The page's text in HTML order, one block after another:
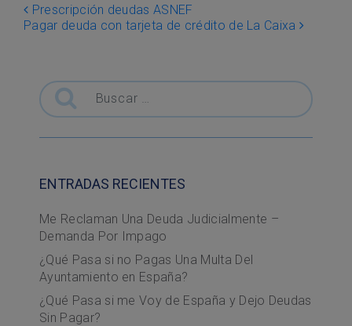
Post navigation
Prescripción deudas ASNEF
Pagar deuda con tarjeta de crédito de La Caixa
Buscar
ENTRADAS RECIENTES
Me Reclaman Una Deuda Judicialmente –
Demanda Por Impago
¿Qué Pasa si no Pagas Una Multa Del
Ayuntamiento en España?
¿Qué Pasa si me Voy de España y Dejo Deudas
Sin Pagar?